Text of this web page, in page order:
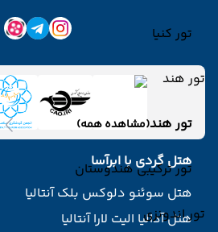
تور کنیا
تور هند
تور هند(مشاهده همه)
تور ترکیبی هندوستان
تور اندونزی
هتل گردی با ابرآسا
هتل سوئنو دلوکس بلک آنتالیا
هتل آدالیا الیت لارا آنتالیا